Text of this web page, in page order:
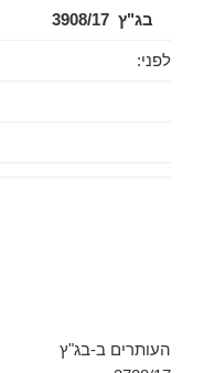
בג"ץ 3908/17
לפני:
העותרים ב-בג"ץ